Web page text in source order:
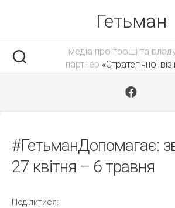
Гетьман
медіа про гроші та
партнер «Стратегічної
#ГетьманДопомагає:
27 квітня – 6 травня
Поділитися: